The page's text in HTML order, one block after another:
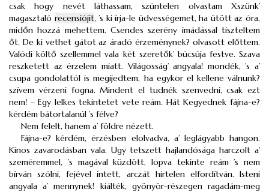
csak hogy nevét láthassam, szüntelen olvastam Xszünk’
magasztaló recensiójit, ’s ki írja-le üdvességemet, ha ütött az óra,
midőn hozzá mehettem. Csendes szerény imádással tiszteltem
őt. De ki vethet gátot az áradó érzeménynek? olvasott előttem.
Valódi költő szellemmel vala két szeretők’ búcsúja festve. Szava
reszketett az érzelem miatt. Világosság’ angyala! mondék, ’s a’
csupa gondolattól is megijedtem, ha egykor el kellene válnunk?
szívem vérzeni fogna. Mindent el tudnék szenvedni, csak ezt
nem! – Egy lelkes tekintetet vete reám. Hát Kegyednek fájna-e?
kérdém bátortalanúl ’s félve?
Nem felelt, hanem a’ földre nézett.
Fájna-e? kérdém, érzésben elolvadva, a’ leglágyabb hangon.
Kínos zavarodásban vala. Ugy tetszett hajlandósága harczolt a’
szeméremmel, ’s magával küzdött, lopva tekinte reám ’s nem
bírván szólni, fejével intett, arczát hirtelen elfordítván. Isteni
angyala a’ mennynek! kiálték, gyönyör-részegen ragadám-meg